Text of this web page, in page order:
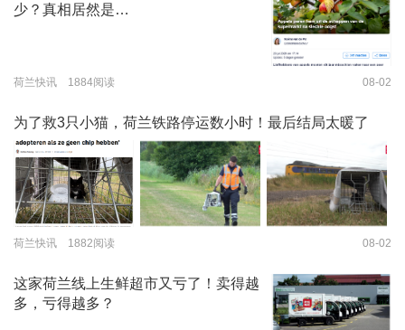
少？真相居然是…
荷兰快讯 1884阅读 08-02
为了救3只小猫，荷兰铁路停运数小时！最后结局太暖了
荷兰快讯 1882阅读 08-02
这家荷兰线上生鲜超市又亏了！卖得越
多，亏得越多？